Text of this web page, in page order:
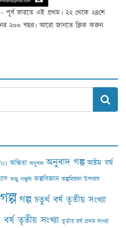
- পূর্ব ভারতে এই প্রথম। ২২ থেকে ২৪শে
২০০ বছর। আরো জানতে ক্লিক করুন
অঙ্কিতা অনুবাদ অনুবাদ গল্প অষ্টম বর্ষ
ঋজু গাঙ্গুলী কল্পবিজ্ঞান কল্পবিজ্ঞান উপন্যাস
গল্প চতুর্থ বর্ষ তৃতীয় সংখ্যা
তৃতীয় সংখ্যা তৃতীয় বর্ষ প্রথম সংখ্যা